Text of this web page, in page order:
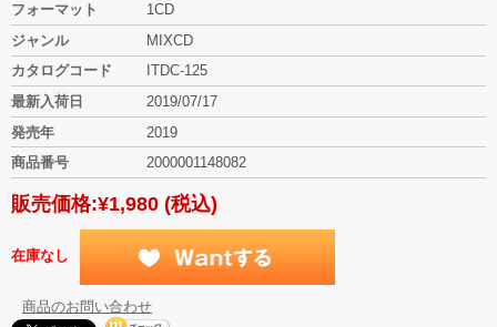
フォーマット
1CD
ジャンル
MIXCD
カタログコード
ITDC-125
最新入荷日
2019/07/17
発売年
2019
商品番号
2000001148082
販売価格:¥1,980 (税込)
在庫なし
商品のお問い合わせ